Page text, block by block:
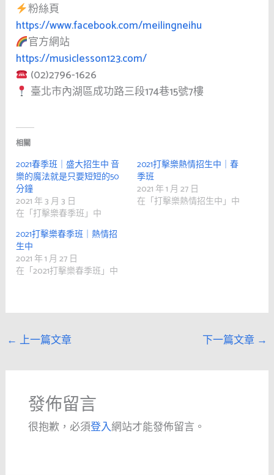
粉絲頁
https://www.facebook.com/meilingneihu
官方網站
https://musiclesson123.com/
(02)2796-1626
臺北市內湖區成功路三段174巷15號7樓
相關
2021春季班｜盛大招生中 音
樂的魔法就是只要短短的50
分鐘
2021 年 3 月 3 日
在「打擊樂春季班」中
2021打擊樂熱情招生中｜春
季班
2021 年 1 月 27 日
在「打擊樂熱情招生中」中
2021打擊樂春季班｜熱情招
生中
2021 年 1 月 27 日
在「2021打擊樂春季班」中
← 上一篇文章 下一篇文章 →
發佈留言
很抱歉，必須登入網站才能發佈留言。